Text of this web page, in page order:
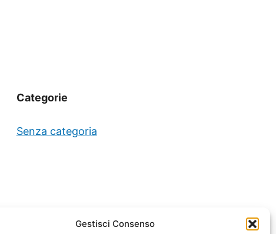
Gestisci Consenso
Categorie
Senza categoria